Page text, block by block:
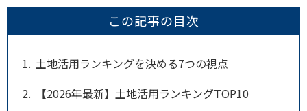
この記事の目次
1 土地活用ランキングを決める7つの視点
2
【2026年最新】土地活用ランキングTOP10